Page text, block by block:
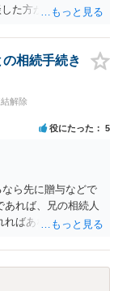
た方がよいと思い
相続手続き
解除
役にたった 5
ら先に贈与などで
れば、兄の相続人
ればあなた方兄弟及